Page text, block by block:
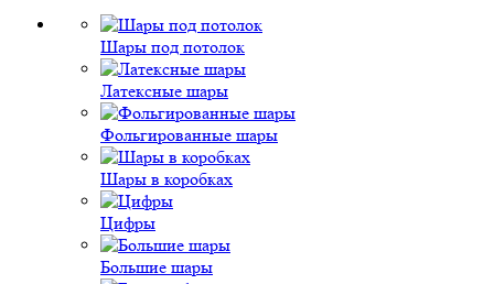
Шары под потолок
Латексные шары
Фольгированные шары
Шары в коробках
Цифры
Большие шары